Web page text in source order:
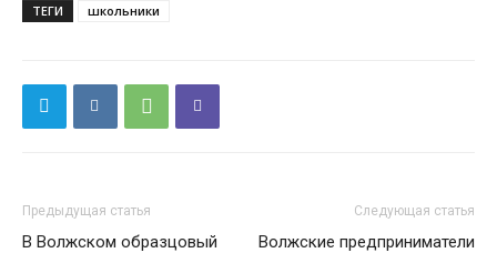
ТЕГИ школьники
Предыдущая статья
В Волжском образцовый
Следующая статья
Волжские предприниматели